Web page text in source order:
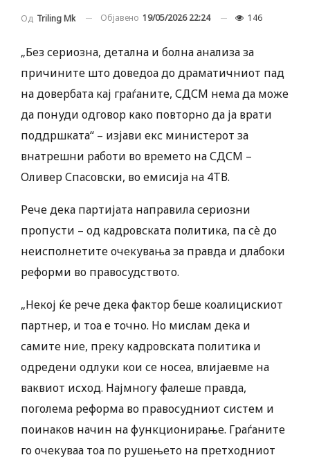
Од Triling Mk Објавено 19/05/2026 22:24 146
„Без сериозна, детална и болна анализа за
причините што доведоа до драматичниот пад
на довербата кај граѓаните, СДСМ нема да може
да понуди одговор како повторно да ја врати
поддршката“ – изјави екс министерот за
внатрешни работи во времето на СДСМ –
Оливер Спасовски, во емисија на 4ТВ.
Рече дека партијата направила сериозни
пропусти – од кадровската политика, па сè до
неисполнетите очекувања за правда и длабоки
реформи во правосудството.
„Некој ќе рече дека фактор беше коалицискиот
партнер, и тоа е точно. Но мислам дека и
самите ние, преку кадровската политика и
одредени одлуки кои се носеа, влијаевме на
ваквиот исход. Најмногу фалеше правда,
поголема реформа во правосудниот систем и
поинаков начин на функционирање. Граѓаните
го очекуваа тоа по рушењето на претходниот